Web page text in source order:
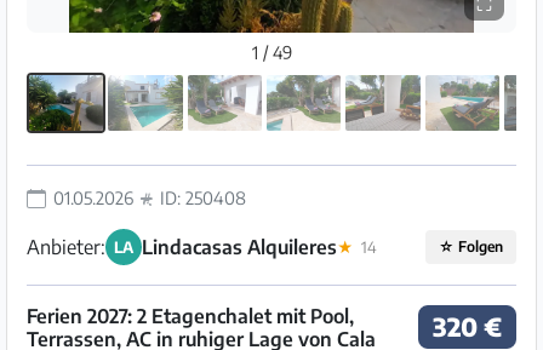
1 / 49
01.05.2026 ID: 250408
Anbieter: LA Lindacasas Alquileres★ 14 ☆ Folgen
320 €
Ferien 2027: 2 Etagenchalet mit Pool,
Terrassen, AC in ruhiger Lage von Cala